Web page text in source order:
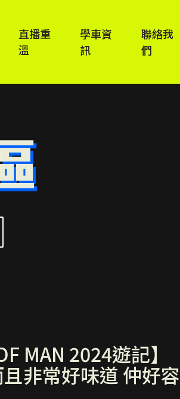
直播重
溫
學車資
訊
聯絡我
們
MAN 2024遊記】
非常好味道 仲好容